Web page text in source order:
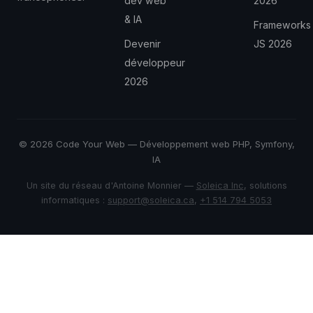
& IA
Devenir
développeur
2026
Frameworks
JS 2026
© 2026 Code Your Web — Développement web PHP, Symfony,
IA
Un site du réseau d'Antoine Monnier — Soleica Inc, solutions
informatiques : support@soleica.ca, +1 514 794 5053